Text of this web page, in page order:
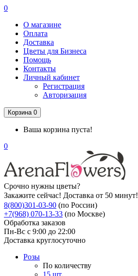
0
О магазине
Оплата
Доставка
Цветы для Бизнеса
Помощь
Контакты
Личный кабинет
Регистрация
Авторизация
Корзина 0
Ваша корзина пуста!
0
Срочно нужны цветы?
Закажите сейчас! Доставка от 50 минут!
8(800)301-03-90 (по России)
+7(968) 070-13-33 (по Москве)
Обработка заказов
Пн-Вс с 9:00 до 22:00
Доставка круглосуточно
Розы
По количеству
15 шт.